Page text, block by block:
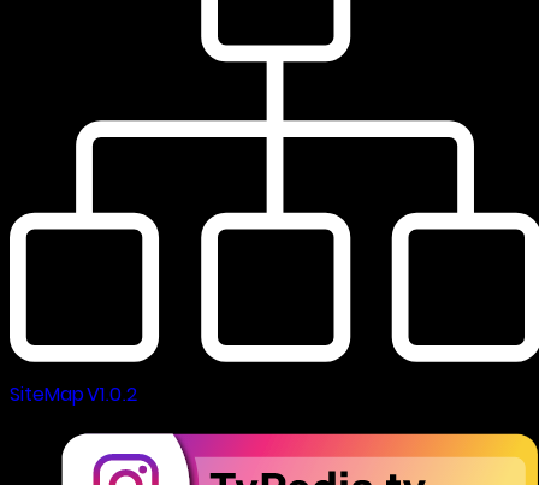
SiteMap V1.0.2